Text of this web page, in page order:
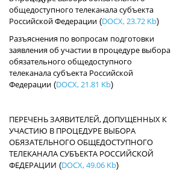
общедоступного телеканала субъекта
Российской Федерации (DOCX, 23.72 Kb)
Разъяснения по вопросам подготовки
заявления об участии в процедуре выбора
обязательного общедоступного
телеканала субъекта Российской
Федерации (DOCX, 21.81 Kb)
ПЕРЕЧЕНЬ ЗАЯВИТЕЛЕЙ, ДОПУЩЕННЫХ К
УЧАСТИЮ В ПРОЦЕДУРЕ ВЫБОРА
ОБЯЗАТЕЛЬНОГО ОБЩЕДОСТУПНОГО
ТЕЛЕКАНАЛА СУБЪЕКТА РОССИЙСКОЙ
ФЕДЕРАЦИИ (DOCX, 49.06 Kb)